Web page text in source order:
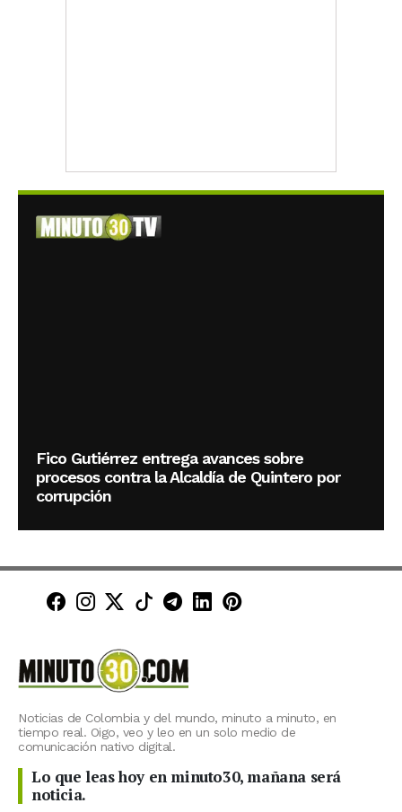
Fico Gutiérrez entrega avances sobre
procesos contra la Alcaldía de Quintero por
corrupción
Minuto30 en Facebook
Minuto30 en Instagram
Minuto30 en X (Twitter)
Minuto30 en TikTok
Canal de Minuto30 en
Minuto30 en LinkedIn
Minuto30 en
Noticias de Colombia y del mundo, minuto a minuto, en
tiempo real. Oigo, veo y leo en un solo medio de
comunicación nativo digital.
Lo que leas hoy en minuto30, mañana será
noticia.